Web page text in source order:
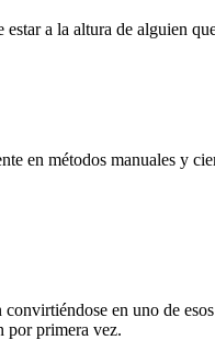
a la altura de alguien
en métodos manuales y
en uno de
por primera vez.